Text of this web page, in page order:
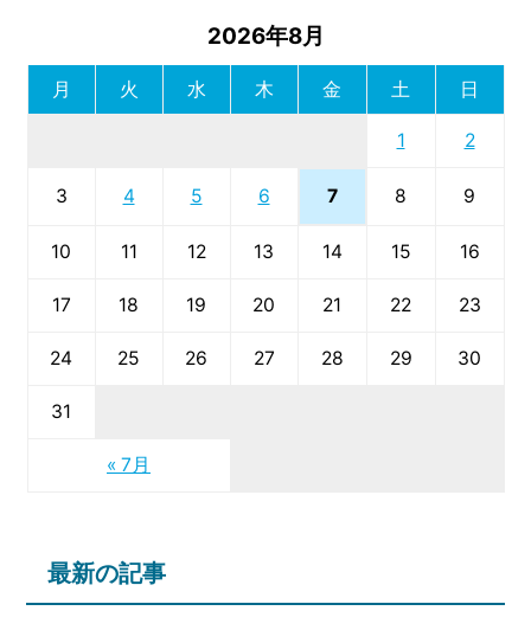
2026年8月
月 火 水 木 金 土 日
« 7月
1 2
3 4 5 6 7 8 9
10 11 12 13 14 15 16
17 18 19 20 21 22 23
24 25 26 27 28 29 30
31
最新の記事